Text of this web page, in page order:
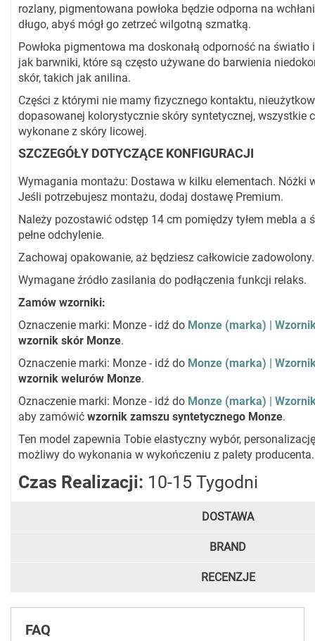
rozlany, pigmentowana powłoka będzie odporna na
długo, abyś mógł go zetrzeć wilgotną szmatką.
Powłoka pigmentowa ma doskonałą odporność na
jak barwniki, które są często używane do barwienia
skór, takich jak anilina.
Części z którymi nie mamy fizycznego kontaktu,
dopasowanej kolorystycznie skóry syntetycznej, wszystkie
wykonane z skóry licowej.
SZCZEGÓŁY DOTYCZĄCE KONFIGURACJI
Wymagania montażu: Dostawa w kilku elementach. Nóżki
Jeśli potrzebujesz montażu, dodaj dostawę Premium.
Należy pozostawić odstęp 14 cm pomiędzy tyłem mebla a
pełne odchylenie.
Zachowaj opakowanie, aż będziesz całkowicie zadowolony.
Wymagane źródło zasilania do podłączenia funkcji relaks.
Zamów wzorniki:
Oznaczenie marki: Monze - idź do Monze (marka) |
wzornik skór Monze.
Oznaczenie marki: Monze - idź do Monze (marka) |
wzornik welurów Monze.
Oznaczenie marki: Monze - idź do Monze (marka) |
aby zamówić wzornik zamszu syntetycznego Monze.
Ten model zapewnia Tobie elastyczny wybór,
możliwy do wykonania w wykończeniu z palety producenta.
Czas Realizacji: 10-15 Tygodni
DOSTAWA
BRAND
RECENZJE
FAQ